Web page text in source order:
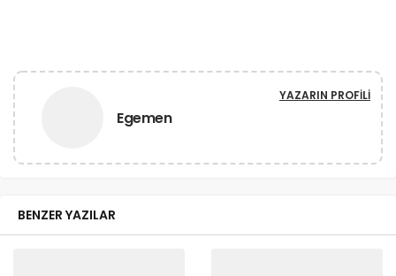
Egemen
YAZARIN PROFILI
BENZER YAZILAR